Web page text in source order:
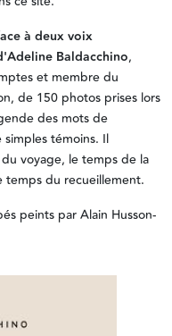
à deux voix
Baldacchino,
et membre du
de 150 photos prises lors
des mots de
témoins. Il
voyage, le temps de la
du recueillement.
peints par Alain Husson-